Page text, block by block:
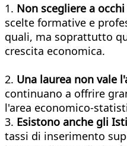
1. Non scegliere a
scelte formative e
quali, ma soprattutto
crescita economica.
2. Una laurea non vale
continuano a offrire
l'area economico-
3. Esistono anche gli
tassi di inserimento